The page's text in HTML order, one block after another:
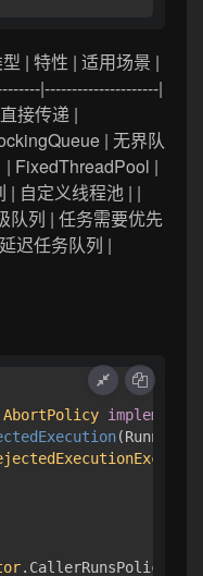
| 特性 | 适用场景 |
|---------------------|
接传递 |
| 无界队
| FixedThreadPool |
| 自定义线程池 | |
队列 | 任务需要优先
迟任务队列 |
AbortPolicy implements
.CallerRunsPolicy() {